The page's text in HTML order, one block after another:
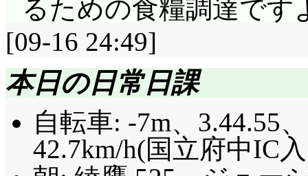
るための食糧調達です
[09-16 24:49]
本日の日常日課
自転車: -7m、3.44.55
42.7km/h(国立府中IC